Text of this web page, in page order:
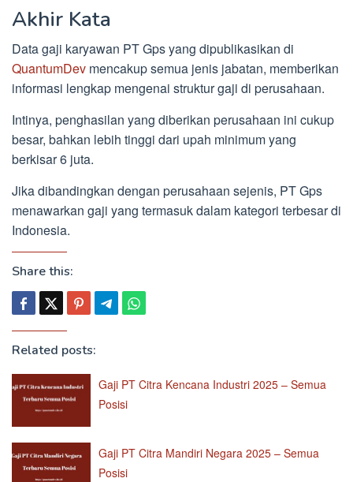
Akhir Kata
Data gaji karyawan PT Gps yang dipublikasikan di
QuantumDev mencakup semua jenis jabatan, memberikan
informasi lengkap mengenai struktur gaji di perusahaan.
Intinya, penghasilan yang diberikan perusahaan ini cukup
besar, bahkan lebih tinggi dari upah minimum yang
berkisar 6 juta.
Jika dibandingkan dengan perusahaan sejenis, PT Gps
menawarkan gaji yang termasuk dalam kategori terbesar di
Indonesia.
Share this:
Related posts:
Gaji PT Citra Kencana Industri 2025 – Semua
Posisi
Gaji PT Citra Mandiri Negara 2025 – Semua
Posisi